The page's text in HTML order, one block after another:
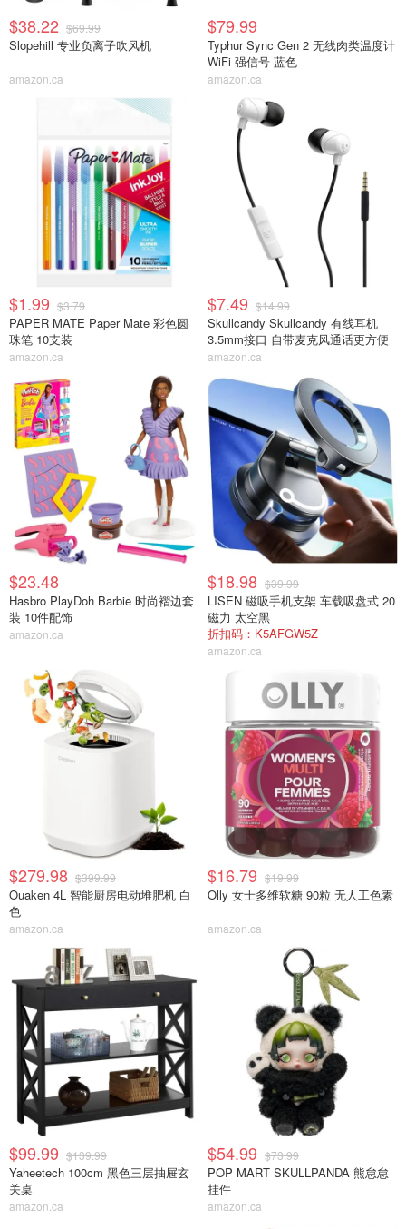
$38.22 $69.99
Slopehill 专业负离子吹风机
amazon.ca
$79.99
Typhur Sync Gen 2 无线肉类温度计
WiFi 强信号 蓝色
amazon.ca
$1.99 $3.79
PAPER MATE Paper Mate 彩色圆
珠笔 10支装
amazon.ca
$7.49 $14.99
Skullcandy Skullcandy 有线耳机
3.5mm接口 自带麦克风通话更方便
amazon.ca
$23.48
Hasbro PlayDoh Barbie 时尚褶边套
装 10件配饰
amazon.ca
$18.98 $39.99
LISEN 磁吸手机支架 车载吸盘式 20
磁力 太空黑
折扣码：K5AFGW5Z
amazon.ca
$279.98 $399.99
Ouaken 4L 智能厨房电动堆肥机 白
色
amazon.ca
$16.79 $19.99
Olly 女士多维软糖 90粒 无人工色素
amazon.ca
$99.99 $139.99
Yaheetech 100cm 黑色三层抽屉玄
关桌
amazon.ca
$54.99 $73.99
POP MART SKULLPANDA 熊怠怠
挂件
amazon.ca